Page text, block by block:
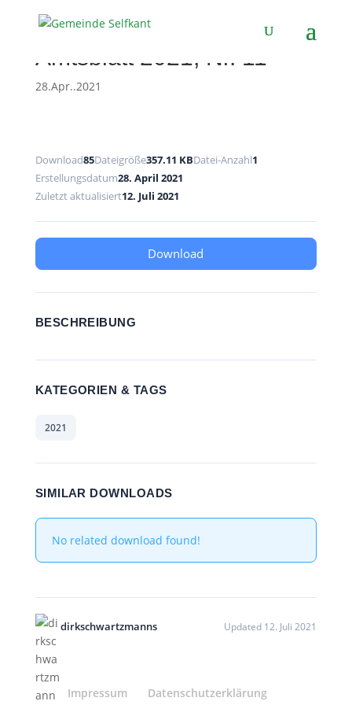
Amtsblatt 2021, Nr. 11
28.Apr..2021
Download85Dateigröße357.11 KBDatei-Anzahl1
Erstellungsdatum28. April 2021
Zuletzt aktualisiert12. Juli 2021
Download
BESCHREIBUNG
KATEGORIEN & TAGS
2021
SIMILAR DOWNLOADS
No related download found!
dirkschwartzmanns Updated 12. Juli 2021
Impressum Datenschutzerklärung